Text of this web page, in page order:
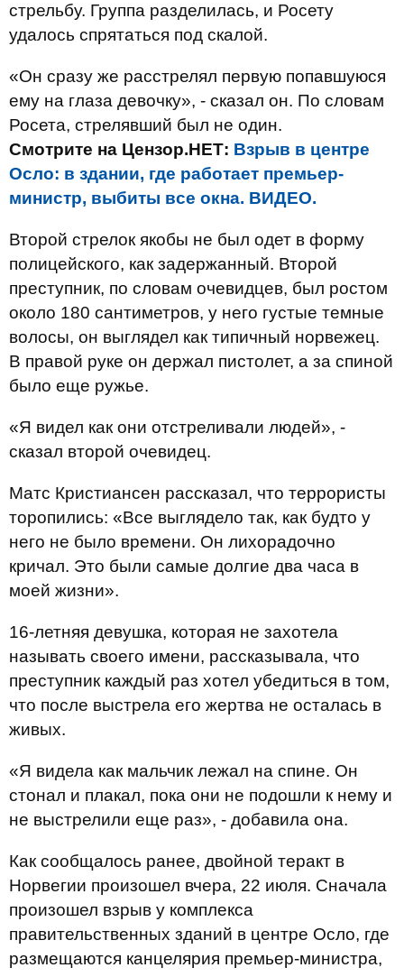
стрельбу. Группа разделилась, и Росету
удалось спрятаться под скалой.
«Он сразу же расстрелял первую попавшуюся
ему на глаза девочку», - сказал он. По словам
Росета, стрелявший был не один.
Смотрите на Цензор.НЕТ: Взрыв в центре
Осло: в здании, где работает премьер-
министр, выбиты все окна. ВИДЕО.
Второй стрелок якобы не был одет в форму
полицейского, как задержанный. Второй
преступник, по словам очевидцев, был ростом
около 180 сантиметров, у него густые темные
волосы, он выглядел как типичный норвежец.
В правой руке он держал пистолет, а за спиной
было еще ружье.
«Я видел как они отстреливали людей», -
сказал второй очевидец.
Матс Кристиансен рассказал, что террористы
торопились: «Все выглядело так, как будто у
него не было времени. Он лихорадочно
кричал. Это были самые долгие два часа в
моей жизни».
16-летняя девушка, которая не захотела
называть своего имени, рассказывала, что
преступник каждый раз хотел убедиться в том,
что после выстрела его жертва не осталась в
живых.
«Я видела как мальчик лежал на спине. Он
стонал и плакал, пока они не подошли к нему и
не выстрелили еще раз», - добавила она.
Как сообщалось ранее, двойной теракт в
Норвегии произошел вчера, 22 июля. Сначала
произошел взрыв у комплекса
правительственных зданий в центре Осло, где
размещаются канцелярия премьер-министра,